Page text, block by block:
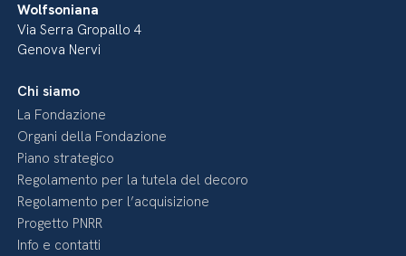
Wolfsoniana
Via Serra Gropallo 4
Genova Nervi
Chi siamo
La Fondazione
Organi della Fondazione
Piano strategico
Regolamento per la tutela del decoro
Regolamento per l’acquisizione
Progetto PNRR
Info e contatti